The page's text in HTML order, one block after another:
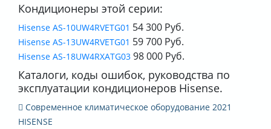
Кондиционеры этой серии:
Hisense AS-10UW4RVETG01 54 300 Руб.
Hisense AS-13UW4RVETG01 59 700 Руб.
Hisense AS-18UW4RXATG03 98 000 Руб.
Каталоги, коды ошибок, руководства по
эксплуатации кондиционеров Hisense.
Современное климатическое оборудование 2021
HISENSE